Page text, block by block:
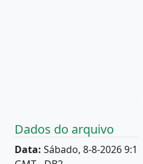
Dados do arquivo
Data: Sábado, 8-8-2026 9:1